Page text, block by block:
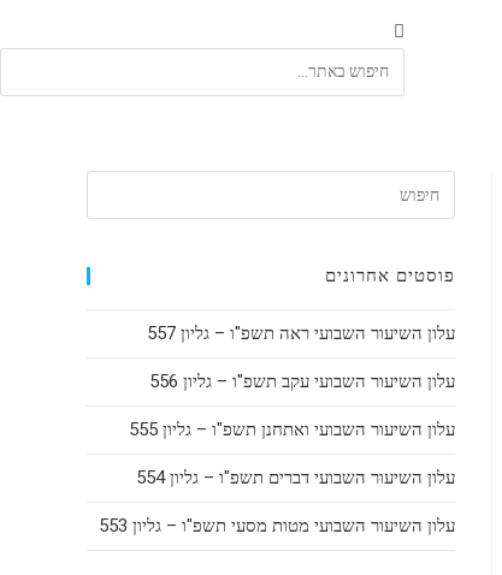
פוסטים אחרונים
עלון השיעור השבועי ראה תשפ"ו – גליון 557
עלון השיעור השבועי עקב תשפ"ו – גליון 556
עלון השיעור השבועי ואתחנן תשפ"ו – גליון 555
עלון השיעור השבועי דברים תשפ"ו – גליון 554
עלון השיעור השבועי מטות מסעי תשפ"ו – גליון 553